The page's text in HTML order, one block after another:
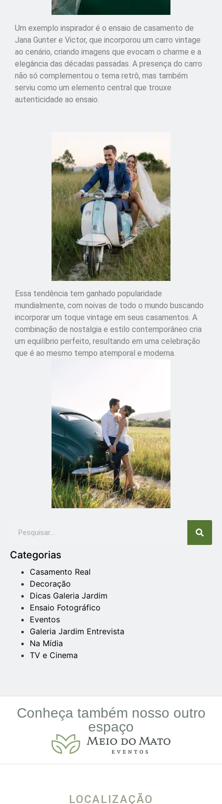
Um exemplo inspirador é o ensaio de casamento de
Jana Gunter e Victor, que incorporou um carro vintage
ao cenário, criando imagens que evocam o charme e a
elegância das décadas passadas. A presença do carro
não só complementou o tema retrô, mas também
serviu como um elemento central que trouxe
autenticidade ao ensaio.
Essa tendência tem ganhado popularidade
mundialmente, com noivas de todo o mundo buscando
incorporar um toque vintage em seus casamentos. A
combinação de nostalgia e estilo contemporâneo cria
um equilíbrio perfeito, resultando em uma celebração
que é ao mesmo tempo atemporal e moderna.
Categorias
Casamento Real
Decoração
Dicas Galeria Jardim
Ensaio Fotográfico
Eventos
Galeria Jardim Entrevista
Na Mídia
TV e Cinema
Conheça também nosso outro
espaço
LOCALIZAÇÃO